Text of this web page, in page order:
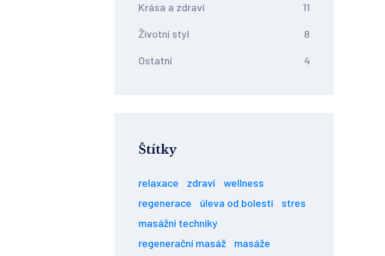
Krása a zdraví 11
Životní styl 8
Ostatní 4
Štítky
relaxace zdraví
wellness
regenerace
úleva od bolesti
stres
masážní techniky
regenerační masáž
masáže